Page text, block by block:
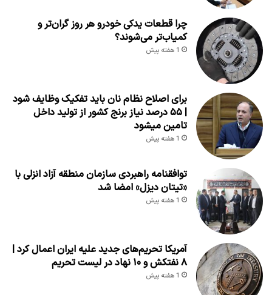
چرا قطعات یدکی خودرو هر روز گران‌تر و
کمیاب‌تر می‌شوند؟
1 هفته پیش
برای اصلاح نظام نان باید تفکیک وظایف شود
| ۵۵ درصد نیاز برنج کشور از تولید داخل
تامین میشود
1 هفته پیش
توافقنامه راهبردی سازمان منطقه آزاد انزلی با
«تیتان دیزل» امضا شد
1 هفته پیش
آمریکا تحریم‌های جدید علیه ایران اعمال کرد |
۸ نفتکش و ۱۰ نهاد در لیست تحریم
1 هفته پیش